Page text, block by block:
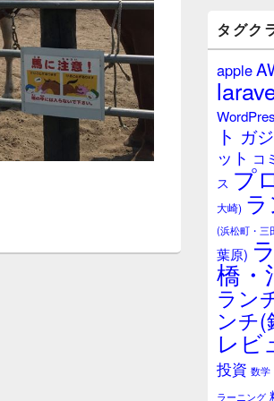
ー
ジ
ッ
ト
タグク
apple
ト ガ
ット コ
ス プ
大崎)
(浜松町・三
葉原)
橋・
ラン
ンチ(
レビ
投資 数学
ラーニング